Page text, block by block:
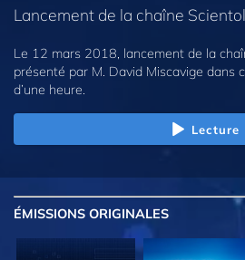
Lancement de la chaîne
Le 12 mars 2018, lancement de la
présenté par M. David Miscavige dans
d’une heure.
Lecture
ÉMISSIONS ORIGINALES